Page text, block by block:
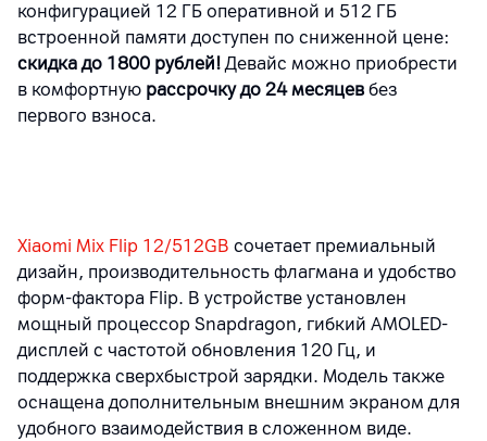
конфигурацией 12 ГБ оперативной и 512 ГБ
встроенной памяти доступен по сниженной цене:
скидка до 1800 рублей!Девайс можно приобрести
в комфортную рассрочку до 24 месяцев без
первого взноса.
Xiaomi Mix Flip 12/512GB сочетает премиальный
дизайн, производительность флагмана и удобство
форм-фактора Flip. В устройстве установлен
мощный процессор Snapdragon, гибкий AMOLED-
дисплей с частотой обновления 120 Гц, и
поддержка сверхбыстрой зарядки. Модель также
оснащена дополнительным внешним экраном для
удобного взаимодействия в сложенном виде.